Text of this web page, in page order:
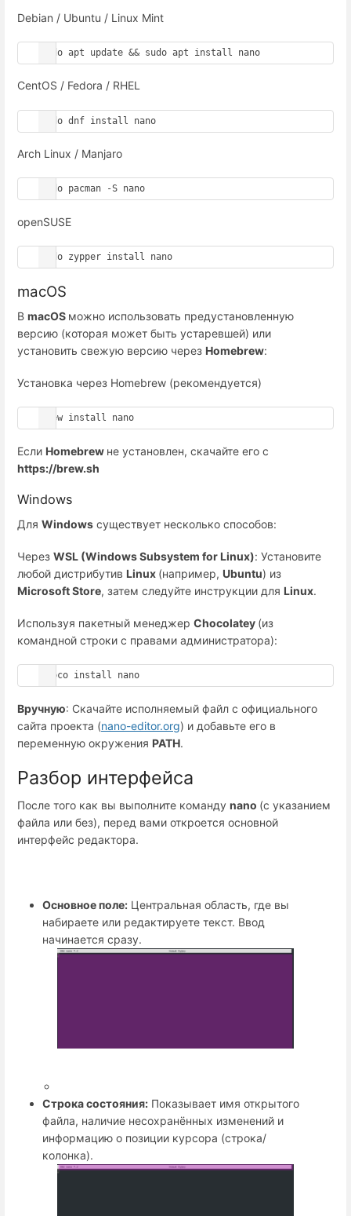
Debian / Ubuntu / Linux Mint
sudo apt update && sudo apt install nano
CentOS / Fedora / RHEL
sudo dnf install nano
Arch Linux / Manjaro
sudo pacman -S nano
openSUSE
sudo zypper install nano
macOS
В macOS можно использовать предустановленную
версию (которая может быть устаревшей) или
установить свежую версию через Homebrew:
Установка через Homebrew (рекомендуется)
brew install nano
Если Homebrew не установлен, скачайте его с
https://brew.sh
Windows
Для Windows существует несколько способов:
Через WSL (Windows Subsystem for Linux): Установите
любой дистрибутив Linux (например, Ubuntu) из
Microsoft Store, затем следуйте инструкции для Linux.
Используя пакетный менеджер Chocolatey (из
командной строки с правами администратора):
choco install nano
Вручную: Скачайте исполняемый файл с официального
сайта проекта (nano-editor.org) и добавьте его в
переменную окружения PATH.
Разбор интерфейса
После того как вы выполните команду nano (с указанием
файла или без), перед вами откроется основной
интерфейс редактора.
Основное поле: Центральная область, где вы
набираете или редактируете текст. Ввод
начинается сразу.
Строка состояния: Показывает имя открытого
файла, наличие несохранённых изменений и
информацию о позиции курсора (строка/
колонка).